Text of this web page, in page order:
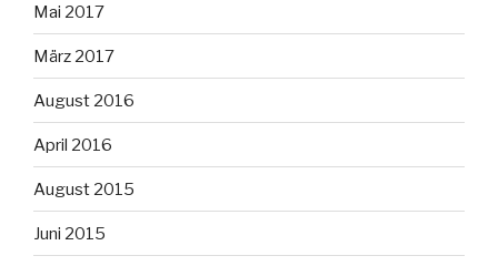
Mai 2017
März 2017
August 2016
April 2016
August 2015
Juni 2015